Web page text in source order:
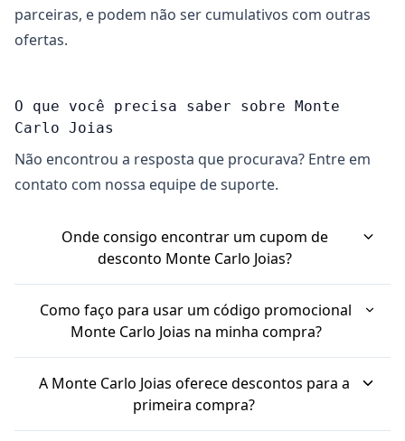
parceiras, e podem não ser cumulativos com outras
ofertas.
O que você precisa saber sobre Monte
Carlo Joias
Não encontrou a resposta que procurava? Entre em
contato com nossa equipe de suporte.
Onde consigo encontrar um cupom de
desconto Monte Carlo Joias?
Para achar um cupom de desconto Monte Carlo
Joias, você pode procurar em sites parceiros de
cupons. Além disso, a própria Monte Carlo
costuma disponibilizar códigos promocionais em
seu site, às vezes em banners ou na seção de
"Sale" ou "Off". Cadastrar-se na newsletter da loja
Como faço para usar um código promocional
Monte Carlo Joias na minha compra?
Usar um código promocional Monte Carlo Joias é
simples. No carrinho de compras, antes de
finalizar seu pedido, você encontrará um campo
A Monte Carlo Joias oferece descontos para a
primeira compra?